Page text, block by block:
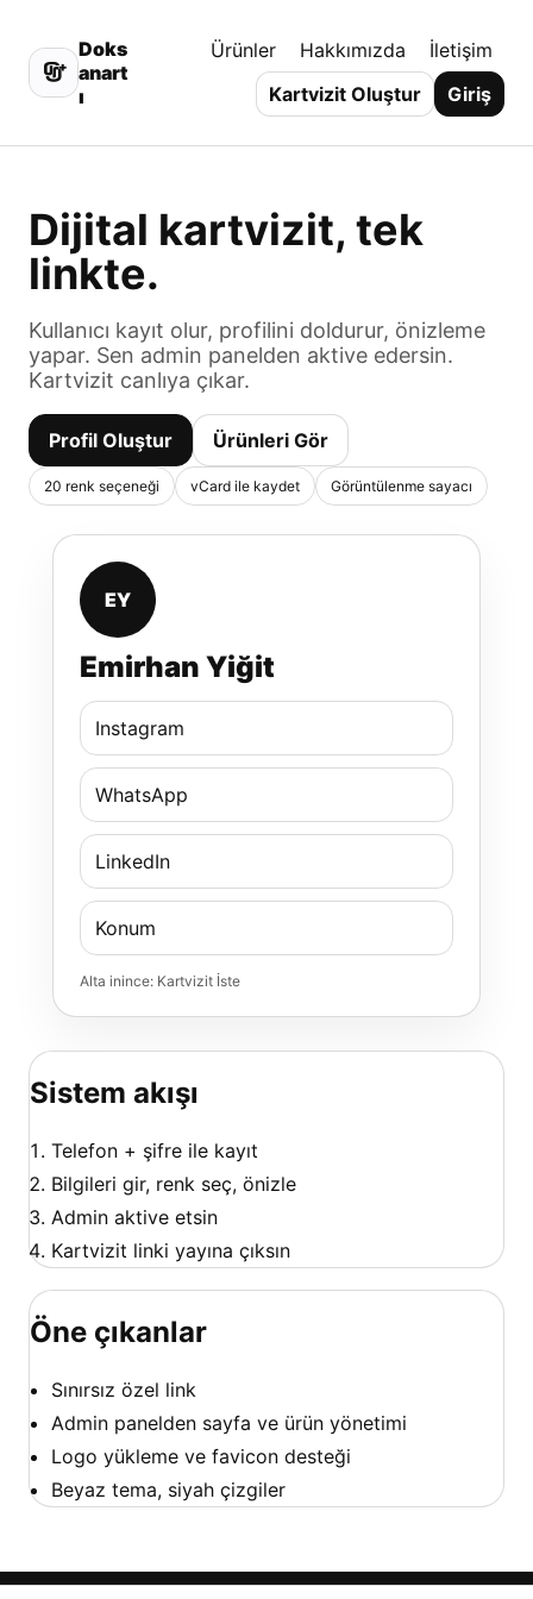
Doks
anart
ı
Ürünler Hakkımızda
İletişim
Kartvizit Oluştur
Giriş
Dijital kartvizit, tek
linkte.
Kullanıcı kayıt olur, profilini doldurur, önizleme
yapar. Sen admin panelden aktive edersin.
Kartvizit canlıya çıkar.
Profil Oluştur Ürünleri Gör
20 renk seçeneği vCard ile kaydet Görüntülenme sayacı
EY
Emirhan Yiğit
Instagram
WhatsApp
LinkedIn
Konum
Alta inince: Kartvizit İste
Sistem akışı
Telefon + şifre ile kayıt
Bilgileri gir, renk seç, önizle
Admin aktive etsin
Kartvizit linki yayına çıksın
Öne çıkanlar
Sınırsız özel link
Admin panelden sayfa ve ürün yönetimi
Logo yükleme ve favicon desteği
Beyaz tema, siyah çizgiler